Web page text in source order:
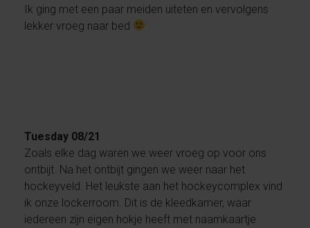
Ik ging met een paar meiden uiteten en vervolgens
lekker vroeg naar bed
Tuesday 08/21
Zoals elke dag waren we weer vroeg op voor ons
ontbijt. Na het ontbijt gingen we weer naar het
hockeyveld. Het leukste aan het hockeycomplex vind
ik onze lockerroom. Dit is de kleedkamer, waar
iedereen zijn eigen hokje heeft met naamkaartje